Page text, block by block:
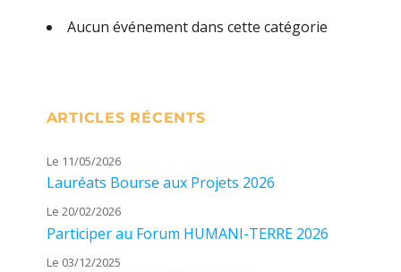
Aucun événement dans cette catégorie
ARTICLES RÉCENTS
Le 11/05/2026
Lauréats Bourse aux Projets 2026
Le 20/02/2026
Participer au Forum HUMANI-TERRE 2026
Le 03/12/2025